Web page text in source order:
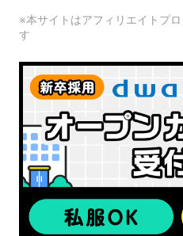
※本サイトはアフィリエイトプ
す